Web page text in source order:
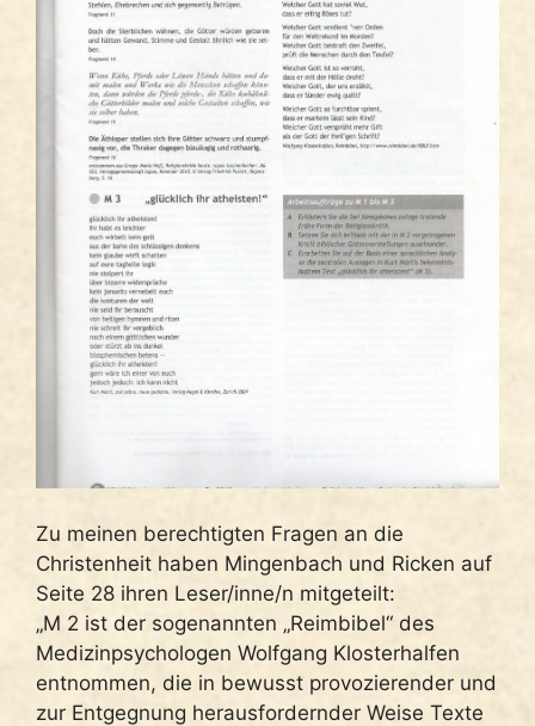
Zu meinen berechtigten Fragen an die
Christenheit haben Mingenbach und Ricken auf
Seite 28 ihren Leser/inne/n mitgeteilt:
„M 2 ist der sogenannten „Reimbibel“ des
Medizinpsychologen Wolfgang Klosterhalfen
entnommen, die in bewusst provozierender und
zur Entgegnung herausfordernder Weise Texte